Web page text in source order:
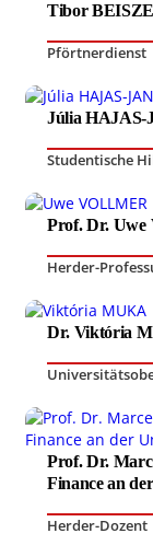
Tibor
Pförtnerdienst
Júlia
Studentische
Prof. Dr.
Herder-
Dr. Viktória
Prof. Dr.
Finance an
Herder-Dozent